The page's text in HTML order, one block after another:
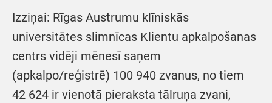
Izziņai: Rīgas Austrumu klīniskās
universitātes slimnīcas Klientu apkalpošanas
centrs vidēji mēnesī saņem
(apkalpo/reģistrē) 100 940 zvanus, no tiem
42 624 ir vienotā pieraksta tālruņa zvani,